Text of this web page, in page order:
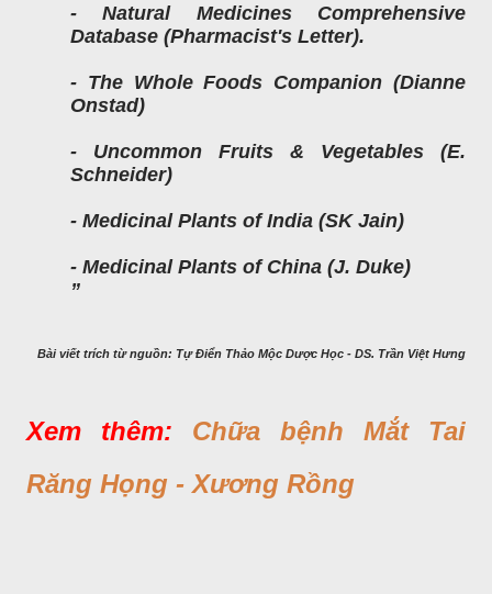
- Natural Medicines Comprehensive
Database (Pharmacist's Letter).
- The Whole Foods Companion (Dianne
Onstad)
- Uncommon Fruits & Vegetables (E.
Schneider)
- Medicinal Plants of India (SK Jain)
- Medicinal Plants of China (J. Duke)
Bài viết trích từ nguồn: Tự Điển Thảo Mộc Dược Học - DS. Trần Việt Hưng
Xem thêm: Chữa bệnh Mắt Tai
Răng Họng - Xương Rồng